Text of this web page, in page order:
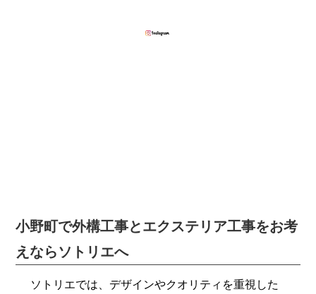
小野町で外構工事とエクステリア工事をお考
えならソトリエへ
ソトリエでは、デザインやクオリティを重視した